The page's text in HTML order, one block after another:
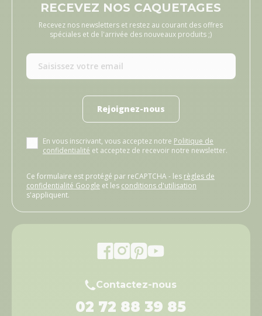
RECEVEZ NOS CAQUETAGES
Recevez nos newsletters et restez au courant des offres
spéciales et de l'arrivée des nouveaux produits ;)
Rejoignez-nous
En vous inscrivant, vous acceptez notre Politique de
confidentialité et acceptez de recevoir notre newsletter.
Ce formulaire est protégé par reCAPTCHA - les règles de
confidentialité Google et les conditions d'utilisation
s'appliquent.
Contactez-nous
02 72 88 39 85